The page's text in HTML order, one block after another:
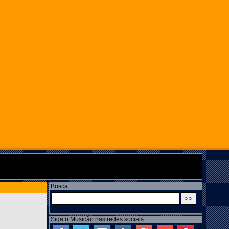
Busca
Siga o Musicão nas redes sociais